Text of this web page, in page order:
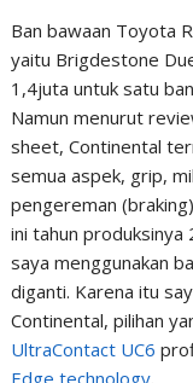
Ban bawaan Toyota
yaitu Brigdestone
1,4juta untuk satu
Namun menurut
sheet, Continental
semua aspek, grip,
pengereman
ini tahun
saya menggunakan
diganti. Karena itu
Continental, pilihan
UltraContact UC6
Edge technology.